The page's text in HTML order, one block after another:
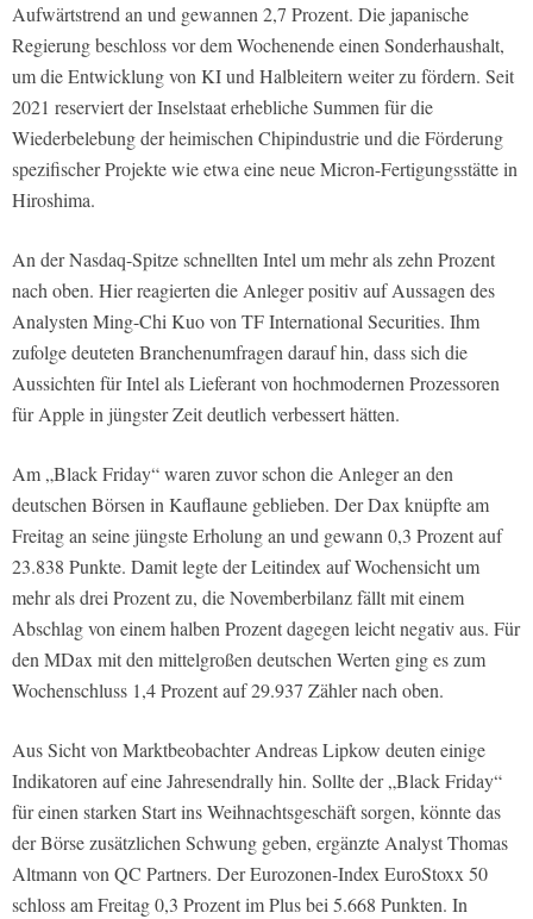
Aufwärtstrend an und gewannen 2,7 Prozent. Die japanische
Regierung beschloss vor dem Wochenende einen Sonderhaushalt,
um die Entwicklung von KI und Halbleitern weiter zu fördern. Seit
2021 reserviert der Inselstaat erhebliche Summen für die
Wiederbelebung der heimischen Chipindustrie und die Förderung
spezifischer Projekte wie etwa eine neue Micron-Fertigungsstätte in
Hiroshima.
An der Nasdaq-Spitze schnellten Intel um mehr als zehn Prozent
nach oben. Hier reagierten die Anleger positiv auf Aussagen des
Analysten Ming-Chi Kuo von TF International Securities. Ihm
zufolge deuteten Branchenumfragen darauf hin, dass sich die
Aussichten für Intel als Lieferant von hochmodernen Prozessoren
für Apple in jüngster Zeit deutlich verbessert hätten.
Am „Black Friday“ waren zuvor schon die Anleger an den
deutschen Börsen in Kauflaune geblieben. Der Dax knüpfte am
Freitag an seine jüngste Erholung an und gewann 0,3 Prozent auf
23.838 Punkte. Damit legte der Leitindex auf Wochensicht um
mehr als drei Prozent zu, die Novemberbilanz fällt mit einem
Abschlag von einem halben Prozent dagegen leicht negativ aus. Für
den MDax mit den mittelgroßen deutschen Werten ging es zum
Wochenschluss 1,4 Prozent auf 29.937 Zähler nach oben.
Aus Sicht von Marktbeobachter Andreas Lipkow deuten einige
Indikatoren auf eine Jahresendrally hin. Sollte der „Black Friday“
für einen starken Start ins Weihnachtsgeschäft sorgen, könnte das
der Börse zusätzlichen Schwung geben, ergänzte Analyst Thomas
Altmann von QC Partners. Der Eurozonen-Index EuroStoxx 50
schloss am Freitag 0,3 Prozent im Plus bei 5.668 Punkten. In